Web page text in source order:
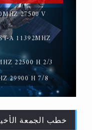
حقيقة المسيح الدجال
27500 V
A 11392MHZ
22500 H 2/3
29900 H 7/8
خطب الجمعة